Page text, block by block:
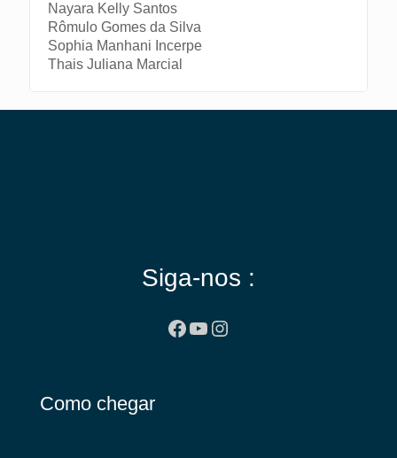
Nayara Kelly Santos
Rômulo Gomes da Silva
Sophia Manhani Incerpe
Thais Juliana Marcial
Siga-nos :
Facebook
Youtube
Instagram
Como chegar